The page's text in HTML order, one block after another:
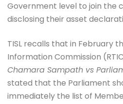
Government level to join the
disclosing their asset
TISL recalls that in February
Information Commission
Chamara Sampath vs
stated that the Parliament
immediately the list of